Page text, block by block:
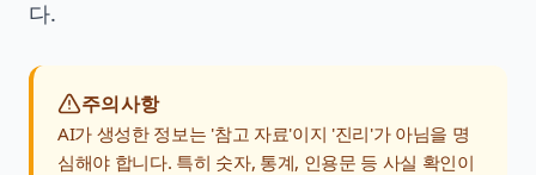
다.
주의사항
AI가 생성한 정보는 '참고 자료'이지 '진리'가 아님을 명
심해야 합니다. 특히 숫자, 통계, 인용문 등 사실 확인이